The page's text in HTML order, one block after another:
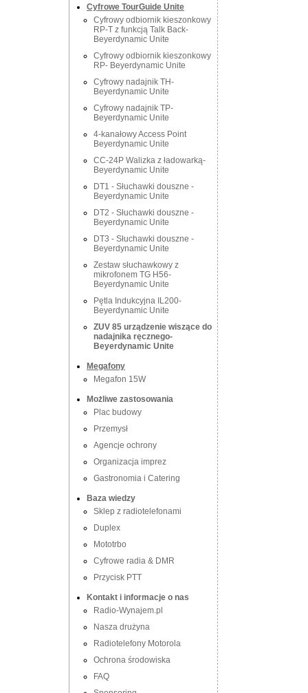
Cyfrowe TourGuide Unite
Cyfrowy odbiornik kieszonkowy
RP-T z funkcją Talk Back-
Beyerdynamic Unite
Cyfrowy odbiornik kieszonkowy
RP- Beyerdynamic Unite
Cyfrowy nadajnik TH-
Beyerdynamic Unite
Cyfrowy nadajnik TP-
Beyerdynamic Unite
4-kanałowy Access Point
Beyerdynamic Unite
CC-24P Walizka z ładowarką-
Beyerdynamic Unite
DT1 - Słuchawki douszne -
Beyerdynamic Unite
DT2 - Słuchawki douszne -
Beyerdynamic Unite
DT3 - Słuchawki douszne -
Beyerdynamic Unite
Zestaw słuchawkowy z
mikrofonem TG H56-
Beyerdynamic Unite
Pętla Indukcyjna IL200-
Beyerdynamic Unite
ZUV 85 urządzenie wiszące do
nadajnika ręcznego-
Beyerdynamic Unite
Megafony
Megafon 15W
Możliwe zastosowania
Plac budowy
Przemysł
Agencje ochrony
Organizacja imprez
Gastronomia i Catering
Baza wiedzy
Sklep z radiotelefonami
Duplex
Mototrbo
Cyfrowe radia & DMR
Przycisk PTT
Kontakt i informacje o nas
Radio-Wynajem.pl
Nasza drużyna
Radiotelefony Motorola
Ochrona środowiska
FAQ